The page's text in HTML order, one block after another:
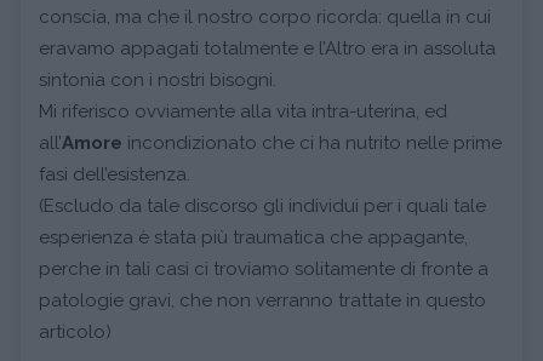
conscia, ma che il nostro corpo ricorda: quella in cui
eravamo appagati totalmente e l’Altro era in assoluta
sintonia con i nostri bisogni.
Mi riferisco ovviamente alla vita intra-uterina, ed
all’Amore incondizionato che ci ha nutrito nelle prime
fasi dell’esistenza.
(Escludo da tale discorso gli individui per i quali tale
esperienza è stata più traumatica che appagante,
perche in tali casi ci troviamo solitamente di fronte a
patologie gravi, che non verranno trattate in questo
articolo)